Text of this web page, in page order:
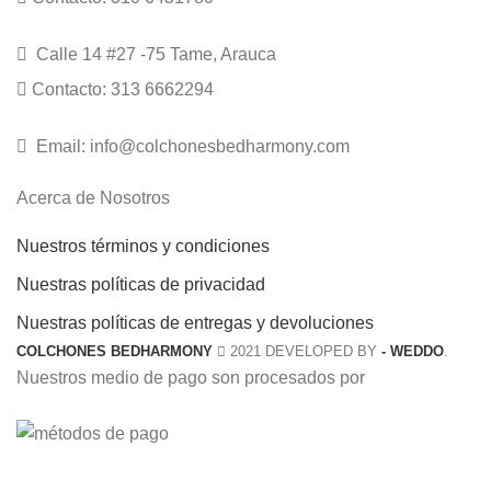
Calle 14 #27 -75 Tame, Arauca
Contacto: 313 6662294
Email: info@colchonesbedharmony.com
Acerca de Nosotros
Nuestros términos y condiciones
Nuestras políticas de privacidad
Nuestras políticas de entregas y devoluciones
COLCHONES BEDHARMONY 2021 DEVELOPED BY - WEDDO
Nuestros medio de pago son procesados por